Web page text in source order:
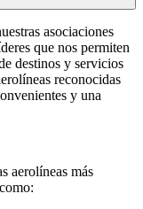
asociaciones
que nos permiten
destinos y servicios
reconocidas
y una
aerolíneas más